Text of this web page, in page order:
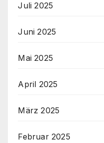
Juli 2025
Juni 2025
Mai 2025
April 2025
März 2025
Februar 2025